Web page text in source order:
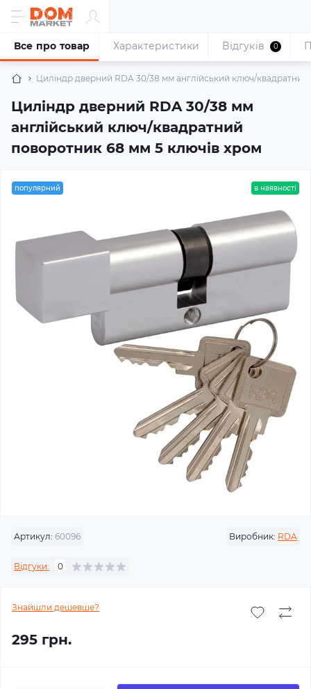
Циліндр дверний RDA 30/38 мм англійський ключ/
Циліндр дверний RDA 30/38 мм
англійський ключ/квадратний
поворотник 68 мм 5 ключів хром
Все про товар Характеристики Відгуків 0
популярний в наявності
Артикул: 60096 Виробник: RDA
Відгуки: 0
Знайшли дешевше?
295 грн.